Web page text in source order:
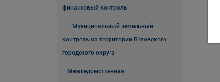
финансовый контроль
Муниципальный земельный
контроль на территории Беловского
городского округа
Межведомственная